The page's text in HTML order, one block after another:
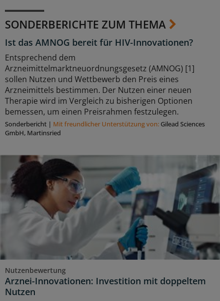
SONDERBERICHTE ZUM THEMA
Ist das AMNOG bereit für HIV-Innovationen?
Entsprechend dem
Arzneimittelmarktneuordnungsgesetz (AMNOG) [1]
sollen Nutzen und Wettbewerb den Preis eines
Arzneimittels bestimmen. Der Nutzen einer neuen
Therapie wird im Vergleich zu bisherigen Optionen
bemessen, um einen Preisrahmen festzulegen.
Sonderbericht | Mit freundlicher Unterstützung von: Gilead Sciences
GmbH, Martinsried
Nutzenbewertung
Arznei-Innovationen: Investition mit doppeltem
Nutzen